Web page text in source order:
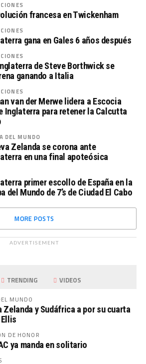
francesa en Twickenham
gana en Gales 6 años después
de Steve Borthwick se
ganando a Italia
van der Merwe lidera a Escocia
Inglaterra para retener la Calcutta
DEL MUNDO
Zelanda se corona ante
en una final apoteósica
primer escollo de España en la
del Mundo de 7’s de Ciudad El Cabo
MORE POSTS
ADVERTISEMENT
TRENDING VIDEOS
MUNDO
Zelanda y Sudáfrica a por su cuarta
DE HONOR
ya manda en solitario